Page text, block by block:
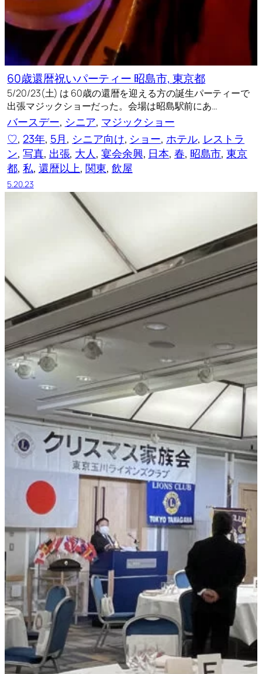
60歳還暦祝いパーティー 昭島市, 東京都
5/20/23(土) は 60歳の還暦を迎える方の誕生パーティーで
出張マジックショーだった。会場は昭島駅前にあ…
バースデー, シニア, マジックショー
♡, 23年, 5月, シニア向け, ショー, ホテル, レストラ
ン, 写真, 出張, 大人, 宴会余興, 日本, 春, 昭島市, 東京
都, 私, 還暦以上, 関東, 飲屋
5.20.23